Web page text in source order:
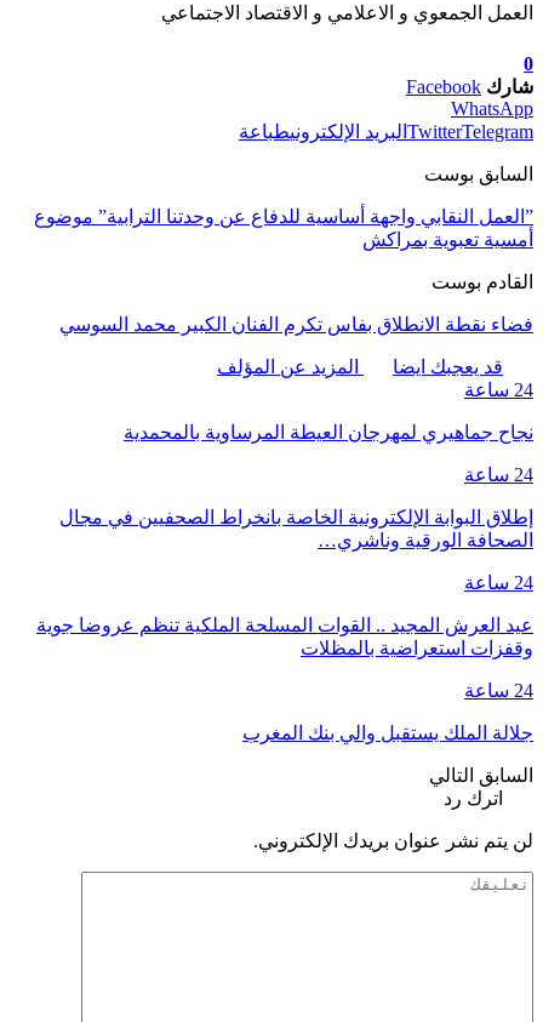
العمل الجمعوي و الاعلامي و الاقتصاد الاجتماعي
0
شارك Facebook
WhatsApp
TwitterTelegram البريد الإلكترونيطباعة
السابق بوست
”العمل النقابي واجهة أساسية للدفاع عن وحدتنا الترابية” موضوع
أمسية تعبوية بمراكش
القادم بوست
فضاء نقطة الانطلاق بفاس تكرم الفنان الكبير محمد السوسي
قد يعجبك ايضا
المزيد عن المؤلف
24 ساعة
نجاح جماهيري لمهرجان العيطة المرساوية بالمحمدية
24 ساعة
إطلاق البوابة الإلكترونية الخاصة بانخراط الصحفيين في مجال
الصحافة الورقية وناشري…
24 ساعة
عيد العرش المجيد .. القوات المسلحة الملكية تنظم عروضا جوية
وقفزات استعراضية بالمظلات
24 ساعة
جلالة الملك يستقبل والي بنك المغرب
السابق التالي
اترك رد
لن يتم نشر عنوان بريدك الإلكتروني.